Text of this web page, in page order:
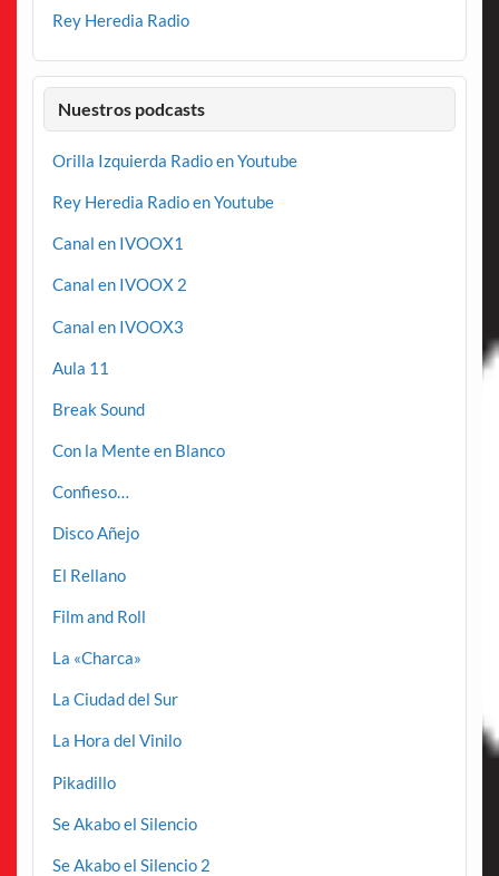
Rey Heredia Radio
Nuestros podcasts
Orilla Izquierda Radio en Youtube
Rey Heredia Radio en Youtube
Canal en IVOOX1
Canal en IVOOX 2
Canal en IVOOX3
Aula 11
Break Sound
Con la Mente en Blanco
Confieso…
Disco Añejo
El Rellano
Film and Roll
La «Charca»
La Ciudad del Sur
La Hora del Vinilo
Pikadillo
Se Akabo el Silencio
Se Akabo el Silencio 2